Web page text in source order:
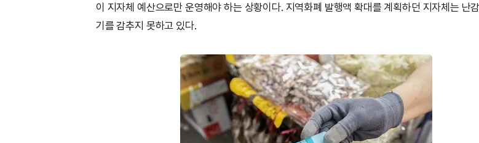
이 지자체 예산으로만 운영해야 하는 상황이다. 지역화폐 발행액 확대를 계획하던 지자체는 난
기를 감추지 못하고 있다.